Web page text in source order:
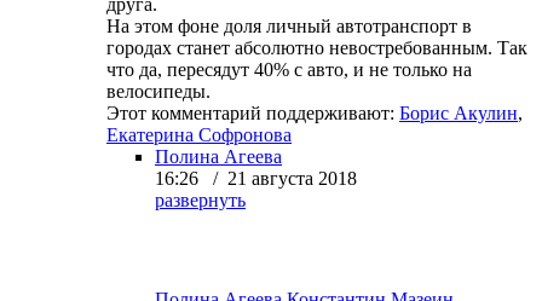
На этом фоне доля личный автотранспорт в
городах станет абсолютно невостребованным. Так
что да, пересядут 40% с авто, и не только на
велосипеды.
Этот комментарий поддерживают: Борис Акулин,
Екатерина Софронова
Полина Агеева
16:26 / 21 августа 2018
развернуть